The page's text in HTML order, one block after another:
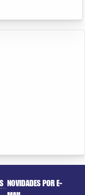
NOVIDADES POR E-